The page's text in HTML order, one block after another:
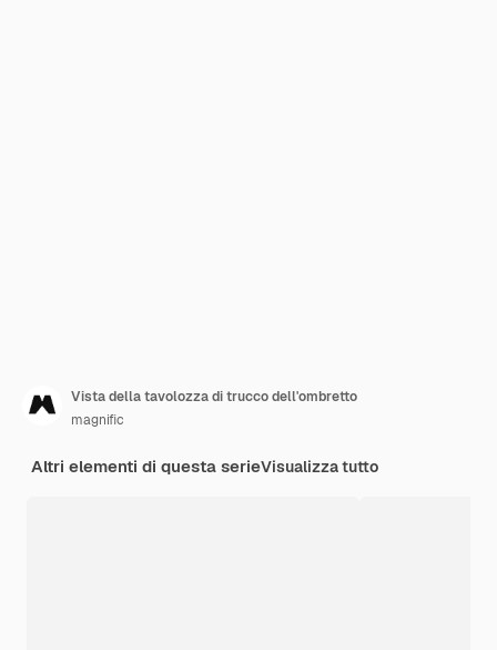
Vista della tavolozza di trucco dell'ombretto
magnific
Altri elementi di questa serieVisualizza tutto